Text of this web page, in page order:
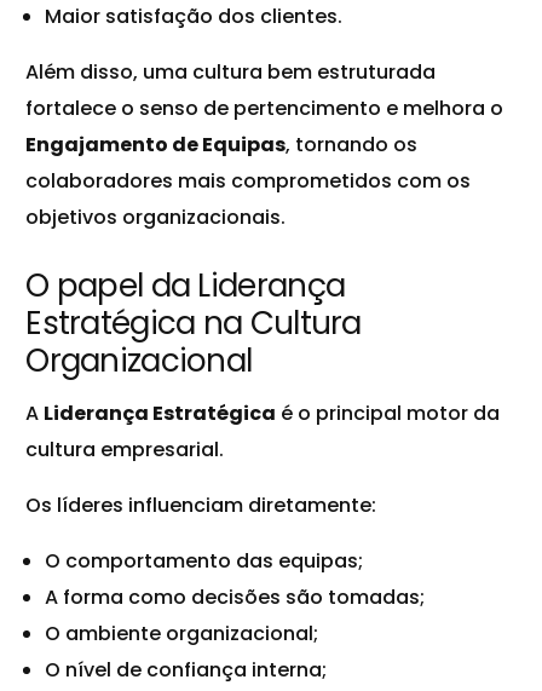
Maior satisfação dos clientes.
Além disso, uma cultura bem estruturada
fortalece o senso de pertencimento e melhora o
Engajamento de Equipas, tornando os
colaboradores mais comprometidos com os
objetivos organizacionais.
O papel da Liderança
Estratégica na Cultura
Organizacional
A Liderança Estratégica é o principal motor da
cultura empresarial.
Os líderes influenciam diretamente:
O comportamento das equipas;
A forma como decisões são tomadas;
O ambiente organizacional;
O nível de confiança interna;